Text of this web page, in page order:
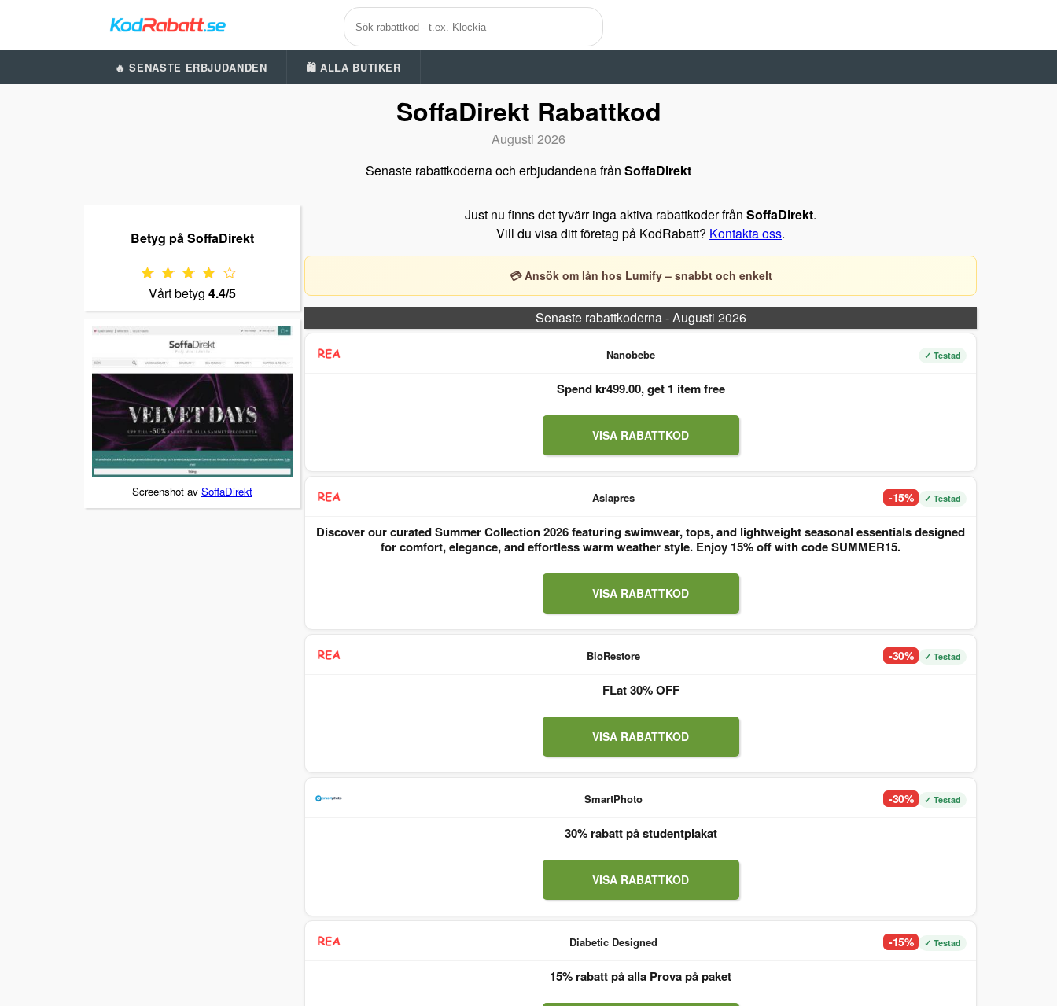
🔥 SENASTE ERBJUDANDEN 🛍️ ALLA BUTIKER
SoffaDirekt Rabattkod
Augusti 2026
Senaste rabattkoderna och erbjudandena från SoffaDirekt
Betyg på SoffaDirekt
Vårt betyg 4.4/5
Screenshot av SoffaDirekt
Just nu finns det tyvärr inga aktiva rabattkoder från SoffaDirekt.
Vill du visa ditt företag på KodRabatt? Kontakta oss.
💳 Ansök om lån hos Lumify – snabbt och enkelt
Senaste rabattkoderna - Augusti 2026
Nanobebe ✓ Testad
Spend kr499.00, get 1 item free
VISA RABATTKOD
Asiapres -15% ✓ Testad
Discover our curated Summer Collection 2026 featuring swimwear, tops, and lightweight seasonal essentials designed
for comfort, elegance, and effortless warm weather style. Enjoy 15% off with code SUMMER15.
VISA RABATTKOD
BioRestore -30% ✓ Testad
FLat 30% OFF
VISA RABATTKOD
SmartPhoto -30% ✓ Testad
30% rabatt på studentplakat
VISA RABATTKOD
Diabetic Designed -15% ✓ Testad
15% rabatt på alla Prova på paket